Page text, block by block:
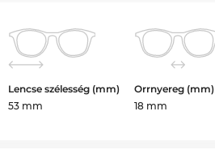
Lencse szélesség (mm)
53 mm
Orrnyereg (mm)
18 mm